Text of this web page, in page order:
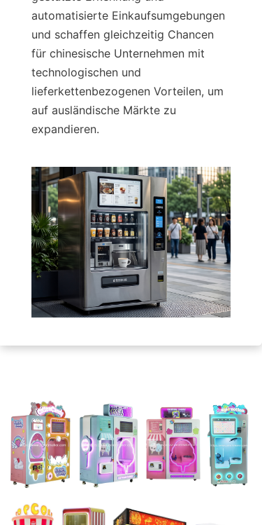
automatisierte Einkaufsumgebungen
und schaffen gleichzeitig Chancen
für chinesische Unternehmen mit
technologischen und
lieferkettenbezogenen Vorteilen, um
auf ausländische Märkte zu
expandieren.